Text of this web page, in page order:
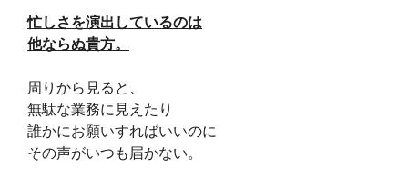
忙しさを演出しているのは
他ならぬ貴方。
周りから見ると、
無駄な業務に見えたり
誰かにお願いすればいいのに
その声がいつも届かない。